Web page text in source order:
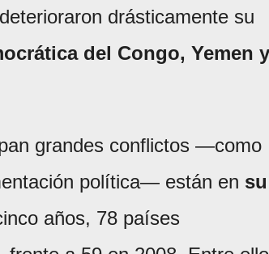
drásticamente su
del Congo, Yemen y
grandes conflictos —como
política— están en su
años, 78 países